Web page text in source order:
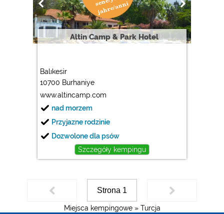
Altin Camp & Park Hotel
Balıkesir
10700 Burhaniye
www.altincamp.com
nad morzem
Przyjazne rodzinie
Dozwolone dla psów
Szczegóły kempingu
Strona 1
Miejsca kempingowe » Turcja
https://policies.google.com/privacy
Marketing
Google AdSense
Ustawienia dotyczące plików cookies można w każdej
chwili zmienić w stopce za pomocą opcji „COOKIES”!